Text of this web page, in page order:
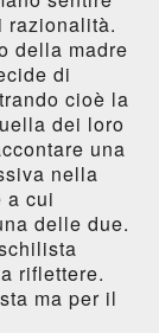
razionalità.
della madre
di
cioè la
dei loro
una
nella
a cui
delle due.
riflettere.
ma per il